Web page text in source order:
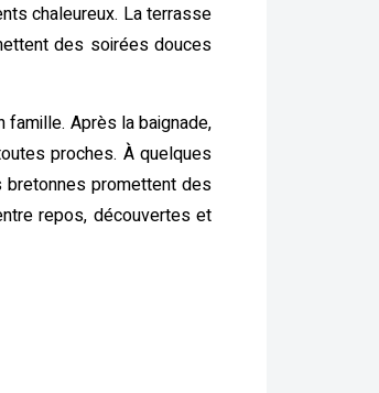
chaleureux. La terrasse
des soirées douces
famille. Après la baignade,
proches. À quelques
promettent des
repos, découvertes et